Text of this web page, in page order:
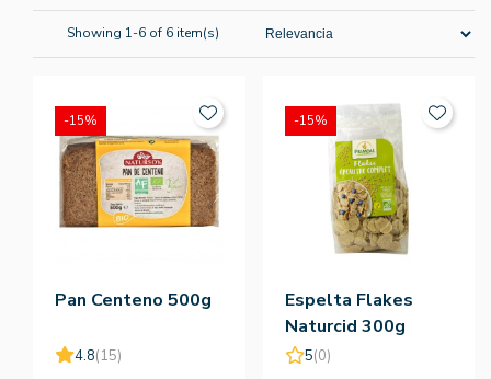
Showing 1-6 of 6 item(s)
Pan Centeno 500g
4.8(15)
-15%
Espelta Flakes
Naturcid 300g
5(0)
-15%